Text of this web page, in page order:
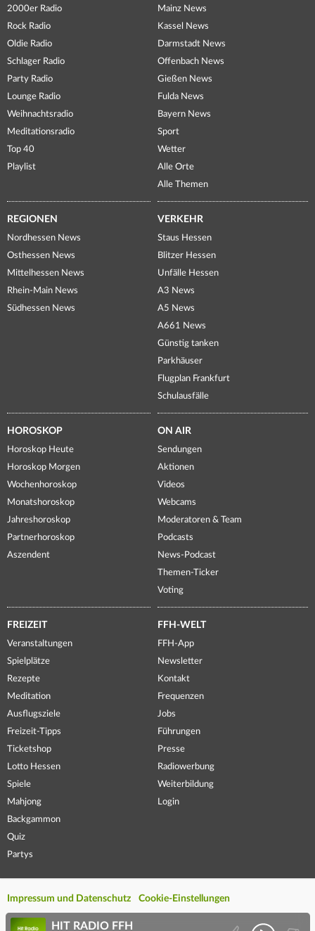
2000er Radio
Rock Radio
Oldie Radio
Schlager Radio
Party Radio
Lounge Radio
Weihnachtsradio
Meditationsradio
Top 40
Playlist
Mainz News
Kassel News
Darmstadt News
Offenbach News
Gießen News
Fulda News
Bayern News
Sport
Wetter
Alle Orte
Alle Themen
REGIONEN
Nordhessen News
Osthessen News
Mittelhessen News
Rhein-Main News
Südhessen News
VERKEHR
Staus Hessen
Blitzer Hessen
Unfälle Hessen
A3 News
A5 News
A661 News
Günstig tanken
Parkhäuser
Flugplan Frankfurt
Schulausfälle
HOROSKOP
Horoskop Heute
Horoskop Morgen
Wochenhoroskop
Monatshoroskop
Jahreshoroskop
Partnerhoroskop
Aszendent
ON AIR
Sendungen
Aktionen
Videos
Webcams
Moderatoren & Team
Podcasts
News-Podcast
Themen-Ticker
Voting
FREIZEIT
Veranstaltungen
Spielplätze
Rezepte
Meditation
Ausflugsziele
Freizeit-Tipps
Ticketshop
Lotto Hessen
Spiele
Mahjong
Backgammon
Quiz
Partys
FFH-WELT
FFH-App
Newsletter
Kontakt
Frequenzen
Jobs
Führungen
Presse
Radiowerbung
Weiterbildung
Login
Impressum und Datenschutz Cookie-Einstellungen
HIT RADIO FFH